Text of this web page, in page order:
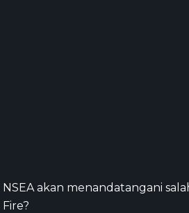
NSEA akan menandatangani
Fire?